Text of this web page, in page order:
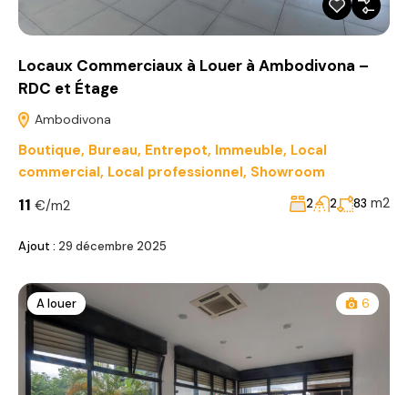
Locaux Commerciaux à Louer à Ambodivona –
RDC et Étage
Ambodivona
Boutique, Bureau, Entrepot, Immeuble, Local
commercial, Local professionnel, Showroom
11 €/m2 2 2 83 m2
Ajout : 29 décembre 2025
A louer 6